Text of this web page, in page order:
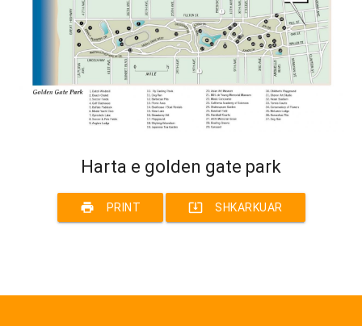
Harta e golden gate park
print PRINT system_update_alt SHKARKUAR